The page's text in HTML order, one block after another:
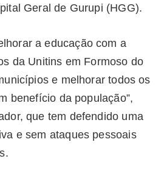
Geral de Gurupi (HGG).
a educação com a
da Unitins em Formoso do
e melhorar todos os
benefício da população”,
que tem defendido uma
e sem ataques pessoais